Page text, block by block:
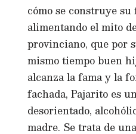
cómo se construye
alimentando el mito
provinciano, que por
mismo tiempo buen
alcanza la fama y la
fachada, Pajarito es
desorientado,
madre. Se trata de